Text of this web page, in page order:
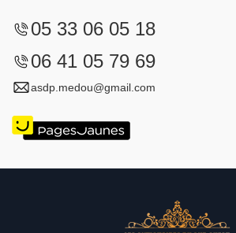
05 33 06 05 18
06 41 05 79 69
asdp.medou@gmail.com